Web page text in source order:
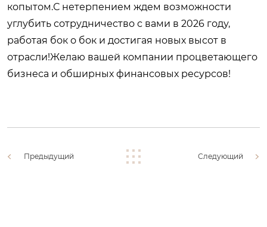
копытом.С нетерпением ждем возможности
углубить сотрудничество с вами в 2026 году,
работая бок о бок и достигая новых высот в
отрасли!Желаю вашей компании процветающего
бизнеса и обширных финансовых ресурсов!
Предыдущий Следующий